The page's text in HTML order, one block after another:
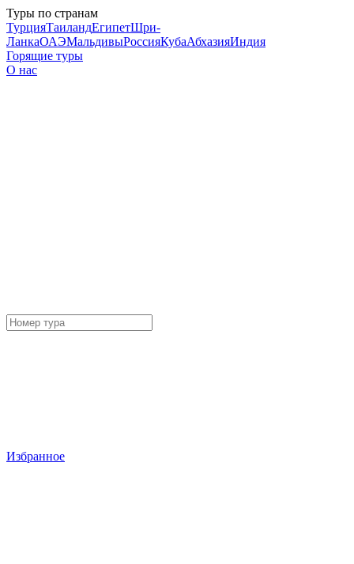
Туры по странам
ТурцияТаиландЕгипетШри-
ЛанкаОАЭМальдивыРоссияКубаАбхазияИндия
Горящие туры
О нас
Избранное